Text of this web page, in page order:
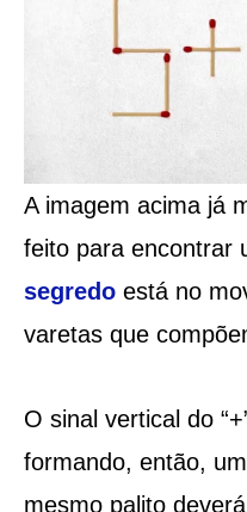
A imagem acima já
feito para encontrar
segredoestá no
varetas que
O sinal vertical do
formando, então,
mesmo palito